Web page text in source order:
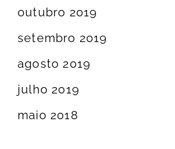
outubro 2019
setembro 2019
agosto 2019
julho 2019
maio 2018